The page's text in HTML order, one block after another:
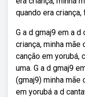
quando era
G a d gmaj9 em a d
criança, minha mãe
canção em yorubá,
uma. G a d gmaj9
(gmaj9) minha mãe
em yorubá a d